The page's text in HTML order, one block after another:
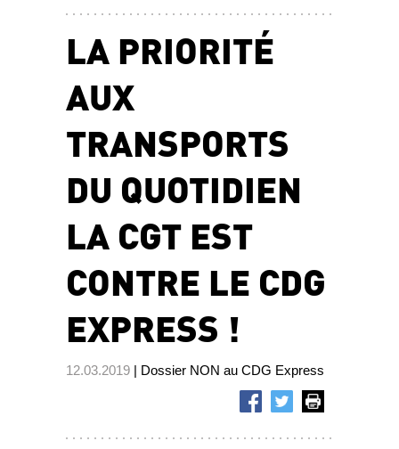
LA PRIORITÉ
AUX
TRANSPORTS
DU QUOTIDIEN
LA CGT EST
CONTRE LE CDG
EXPRESS !
12.03.2019 | Dossier NON au CDG Express